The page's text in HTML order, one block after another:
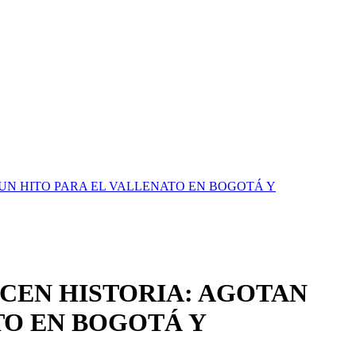
HITO PARA EL VALLENATO EN BOGOTÁ Y
HISTORIA: AGOTAN
EN BOGOTÁ Y